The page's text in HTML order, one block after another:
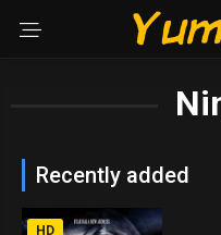
Recently added
HD